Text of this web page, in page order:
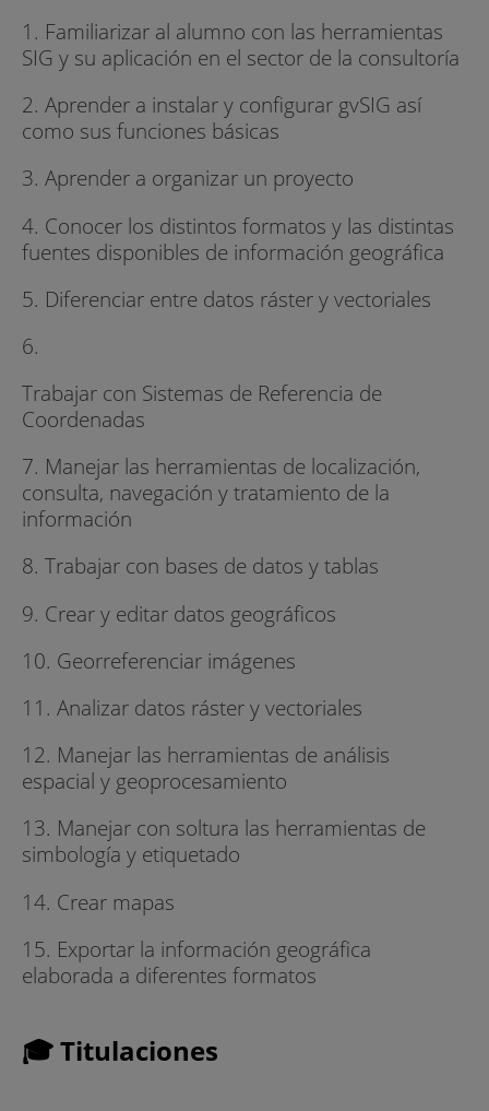
1. Familiarizar al alumno con las herramientas
SIG y su aplicación en el sector de la consultoría
2. Aprender a instalar y configurar gvSIG así
como sus funciones básicas
3. Aprender a organizar un proyecto
4. Conocer los distintos formatos y las distintas
fuentes disponibles de información geográfica
5. Diferenciar entre datos ráster y vectoriales
6.
Trabajar con Sistemas de Referencia de
Coordenadas
7. Manejar las herramientas de localización,
consulta, navegación y tratamiento de la
información
8. Trabajar con bases de datos y tablas
9. Crear y editar datos geográficos
10. Georreferenciar imágenes
11. Analizar datos ráster y vectoriales
12. Manejar las herramientas de análisis
espacial y geoprocesamiento
13. Manejar con soltura las herramientas de
simbología y etiquetado
14. Crear mapas
15. Exportar la información geográfica
elaborada a diferentes formatos
🎓 Titulaciones